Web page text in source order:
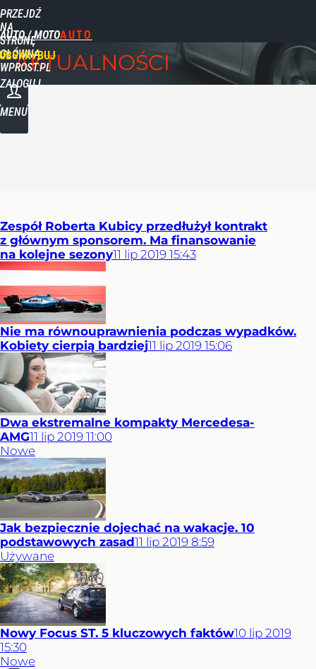
PRZEJDŹ
NA
STRONĘ
GŁÓWNĄ
WPROST.PL
AUTO / MOTO
ZALOGUJ
MENU
AKTUALNOŚCI
Zespół Roberta Kubicy przedłużył kontrakt
z głównym sponsorem. Ma finansowanie
na kolejne sezony11 lip 2019 15:43
Nie ma równouprawnienia podczas wypadków.
Kobiety cierpią bardziej11 lip 2019 15:06
Dwa ekstremalne kompakty Mercedesa-
AMG11 lip 2019 11:00
Nowe
Jak bezpiecznie dojechać na wakacje. 10
podstawowych zasad11 lip 2019 8:59
Używane
Nowy Focus ST. 5 kluczowych faktów10 lip 2019
15:30
Nowe